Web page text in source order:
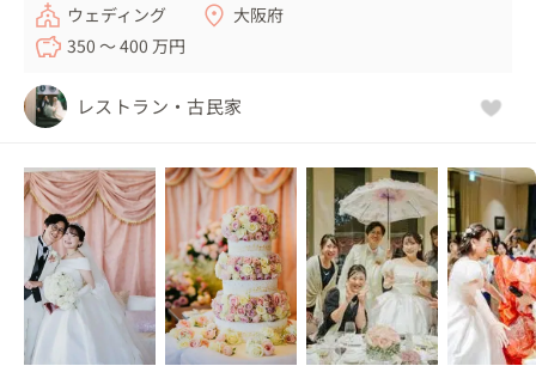
ウェディング
大阪府
350 〜 400 万円
レストラン・古民家